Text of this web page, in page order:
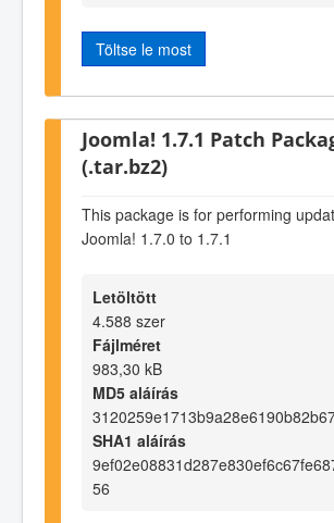
Töltse le most
Joomla! 1.7.1 Patch
(.tar.bz2)
This package is for performing
Joomla! 1.7.0 to 1.7.1
Letöltött
4.588 szer
Fájlméret
983,30 kB
MD5 aláírás
SHA1 aláírás
56